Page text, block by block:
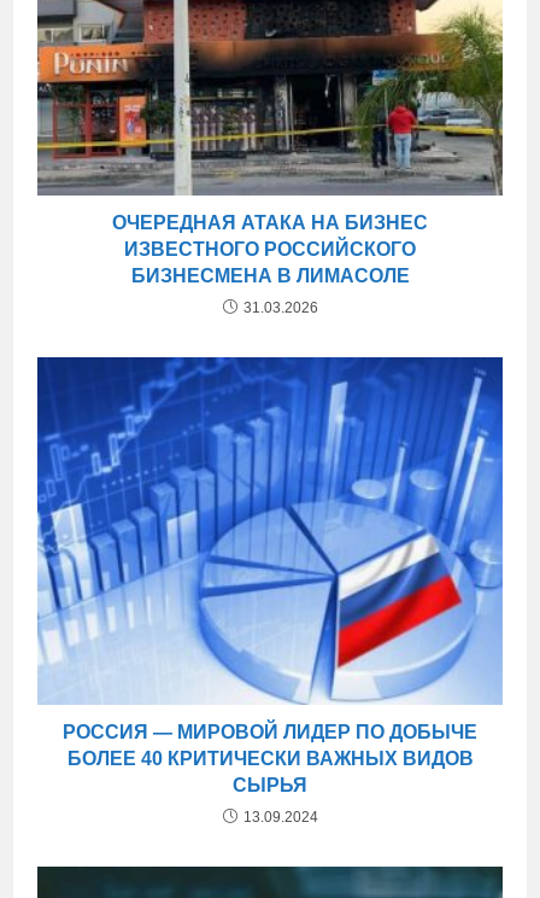
ОЧЕРЕДНАЯ АТАКА НА БИЗНЕС
ИЗВЕСТНОГО РОССИЙСКОГО
БИЗНЕСМЕНА В ЛИМАСОЛЕ
31.03.2026
РОССИЯ — МИРОВОЙ ЛИДЕР ПО ДОБЫЧЕ
БОЛЕЕ 40 КРИТИЧЕСКИ ВАЖНЫХ ВИДОВ
СЫРЬЯ
13.09.2024